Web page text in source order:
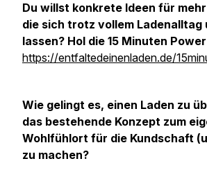
Du willst konkrete Ideen für
die sich trotz vollem Ladenalltag
lassen? Hol die 15 Minuten
https://entfaltedeinenladen.de/
Wie gelingt es, einen Laden zu
das bestehende Konzept zum
Wohlfühlort für die Kundschaft
zu machen?